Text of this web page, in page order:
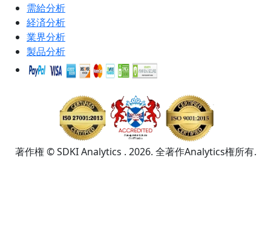
需給分析
経済分析
業界分析
製品分析
著作権 © SDKI Analytics . 2026. 全著作Analytics権所有.